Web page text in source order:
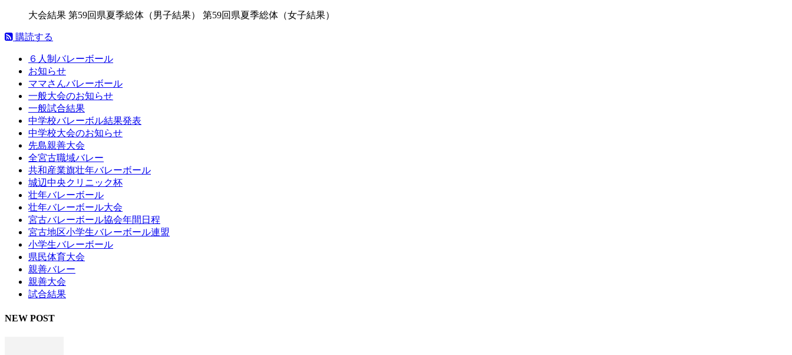
大会結果 第59回県夏季総体（男子結果） 第59回県夏季総体（女子結果）
購読する
６人制バレーボール
お知らせ
ママさんバレーボール
一般大会のお知らせ
一般試合結果
中学校バレーボル結果発表
中学校大会のお知らせ
先島親善大会
全宮古職域バレー
共和産業旗壮年バレーボール
城辺中央クリニック杯
壮年バレーボール
壮年バレーボール大会
宮古バレーボール協会年間日程
宮古地区小学生バレーボール連盟
小学生バレーボール
県民体育大会
親善バレー
親善大会
試合結果
NEW POST